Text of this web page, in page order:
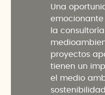
Una
la consultoría
proyectos
tienen un
el medio